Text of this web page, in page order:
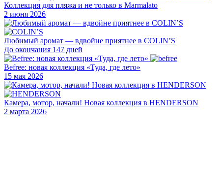
Коллекция для пляжа и не только в Marmalato
2 июня 2026
Любимый аромат — вдвойне приятнее в COLIN’S
До окончания 147 дней
Befree: новая коллекция «Туда, где лето»
15 мая 2026
Камера, мотор, начали! Новая коллекция в HENDERSON
2 марта 2026